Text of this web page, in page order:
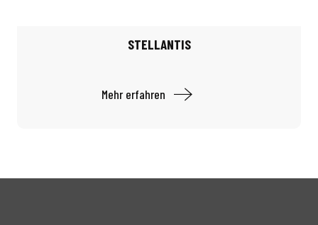
STELLANTIS
Mehr erfahren